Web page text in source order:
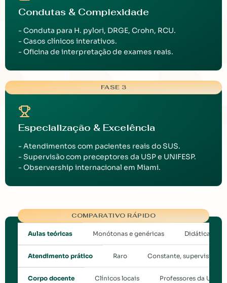
Condutas & Complexidade
- Conduta para H. pylori, DRGE, Crohn, RCU.
- Casos clínicos interativos.
- Oficina de interpretação de exames reais.
FASE 3
Especialização & Excelência
- Atendimentos com pacientes reais do SUS.
- Supervisão com preceptores da USP e UNIFESP.
- Observership internacional em Miami.
COMPARATIVO RÁPIDO
Aulas teóricas Monótonas e genéricas Didáticas,
Atendimento prático Raro Constante,
Corpo docente Clínicos locais Professores da USP,